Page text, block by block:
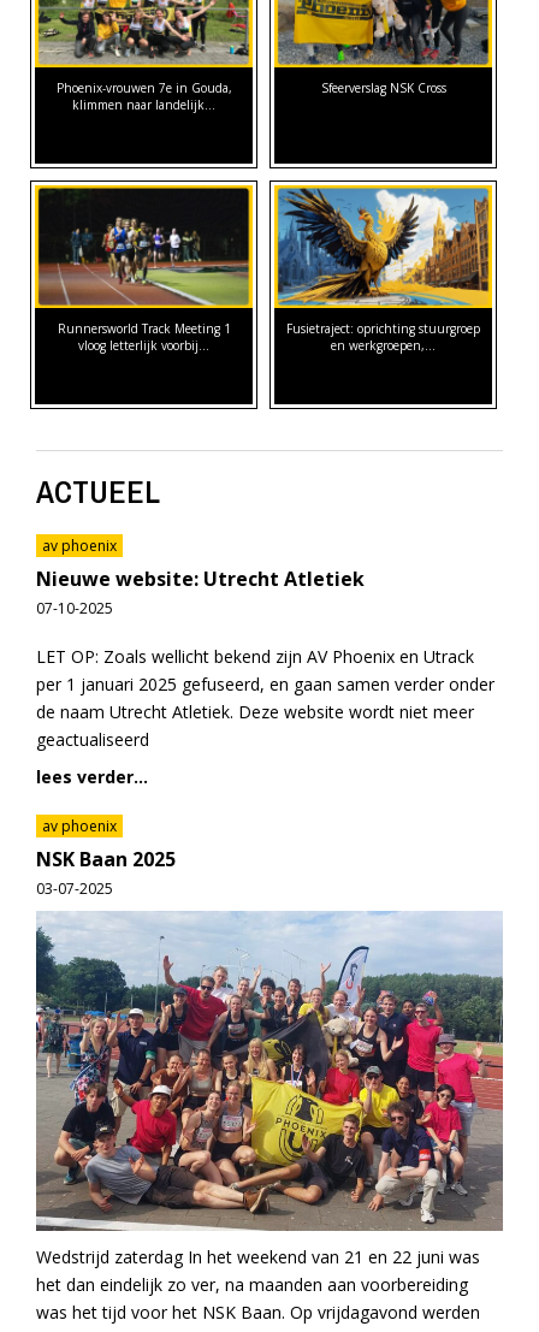
Phoenix-vrouwen 7e in Gouda,
klimmen naar landelijk…
Sfeerverslag NSK Cross
Runnersworld Track Meeting 1
vloog letterlijk voorbij...
Fusietraject: oprichting stuurgroep
en werkgroepen,…
ACTUEEL
av phoenix
Nieuwe website: Utrecht Atletiek
07-10-2025
LET OP: Zoals wellicht bekend zijn AV Phoenix en Utrack
per 1 januari 2025 gefuseerd, en gaan samen verder onder
de naam Utrecht Atletiek. Deze website wordt niet meer
geactualiseerd
lees verder...
av phoenix
NSK Baan 2025
03-07-2025
Wedstrijd zaterdag In het weekend van 21 en 22 juni was
het dan eindelijk zo ver, na maanden aan voorbereiding
was het tijd voor het NSK Baan. Op vrijdagavond werden